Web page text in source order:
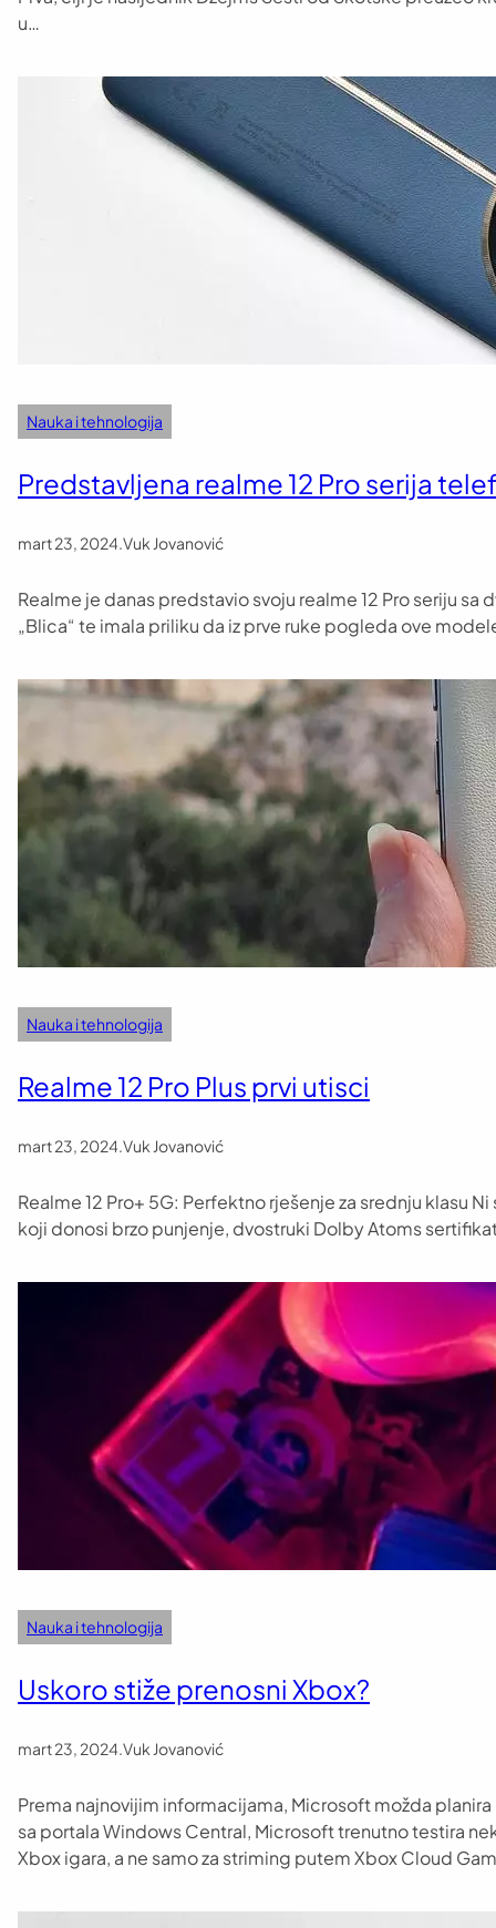
u…
Nauka i tehnologija
Predstavljena realme 12 Pro serija
mart 23, 2024 Vuk Jovanović
Realme je danas predstavio svoju realme 12 Pro seriju sa
„Blica“ te imala priliku da iz prve ruke pogleda ove
Nauka i tehnologija
Realme 12 Pro Plus prvi utisci
mart 23, 2024.Vuk Jovanović
Realme 12 Pro+ 5G: Perfektno rješenje za srednju klasu
koji donosi brzo punjenje, dvostruki Dolby Atoms
Nauka i tehnologija
Uskoro stiže prenosni Xbox?
mart 23, 2024.Vuk Jovanović
Prema najnovijim informacijama, Microsoft možda
sa portala Windows Central, Microsoft trenutno testira
Xbox igara, a ne samo za striming putem Xbox Cloud